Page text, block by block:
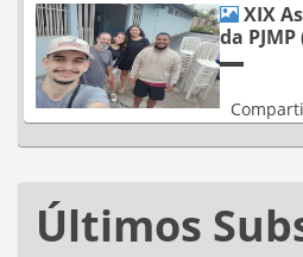
XIX
da
Últimos